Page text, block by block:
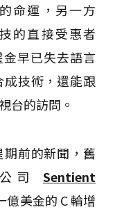
命運，另一方
的直接受惠者
早已失去語言
技術，還能跟
台的訪問。
前的新聞，舊
司 Sentient
億美金的 C 輪增